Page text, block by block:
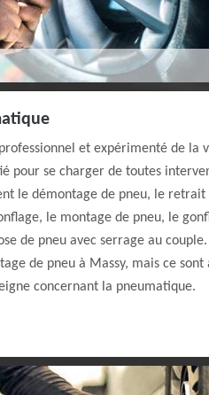
et expérimenté de la
pour se charger de toutes
le démontage de pneu, le retrait
le montage de pneu, le
de pneu avec serrage au couple.
de pneu à Massy, mais ce sont
concernant la pneumatique.